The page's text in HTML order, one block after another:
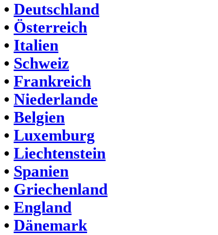
• Deutschland
• Österreich
• Italien
• Schweiz
• Frankreich
• Niederlande
• Belgien
• Luxemburg
• Liechtenstein
• Spanien
• Griechenland
• England
• Dänemark